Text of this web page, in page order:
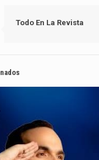
Todo En La Revista